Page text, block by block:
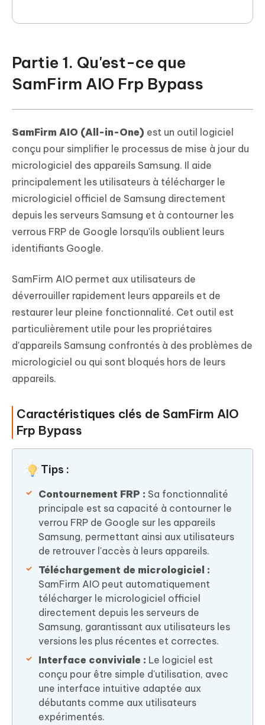
Partie 1. Qu'est-ce que
SamFirm AIO Frp Bypass
SamFirm AIO (All-in-One) est un outil logiciel
conçu pour simplifier le processus de mise à jour du
micrologiciel des appareils Samsung. Il aide
principalement les utilisateurs à télécharger le
micrologiciel officiel de Samsung directement
depuis les serveurs Samsung et à contourner les
verrous FRP de Google lorsqu'ils oublient leurs
identifiants Google.
SamFirm AIO permet aux utilisateurs de
déverrouiller rapidement leurs appareils et de
restaurer leur pleine fonctionnalité. Cet outil est
particulièrement utile pour les propriétaires
d'appareils Samsung confrontés à des problèmes de
micrologiciel ou qui sont bloqués hors de leurs
appareils.
Caractéristiques clés de SamFirm AIO
Frp Bypass
Tips :
Contournement FRP : Sa fonctionnalité
principale est sa capacité à contourner le
verrou FRP de Google sur les appareils
Samsung, permettant ainsi aux utilisateurs
de retrouver l'accès à leurs appareils.
Téléchargement de micrologiciel :
SamFirm AIO peut automatiquement
télécharger le micrologiciel officiel
directement depuis les serveurs de
Samsung, garantissant aux utilisateurs les
versions les plus récentes et correctes.
Interface conviviale : Le logiciel est
conçu pour être simple d'utilisation, avec
une interface intuitive adaptée aux
débutants comme aux utilisateurs
expérimentés.